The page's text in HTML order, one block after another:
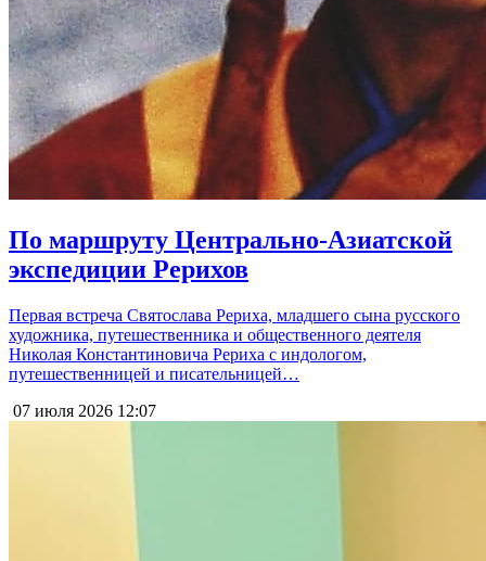
По маршруту Центрально-Азиатской
экспедиции Рерихов
Первая встреча Святослава Рериха, младшего сына русского
художника, путешественника и общественного деятеля
Николая Константиновича Рериха с индологом,
путешественницей и писательницей…
07 июля 2026 12:07